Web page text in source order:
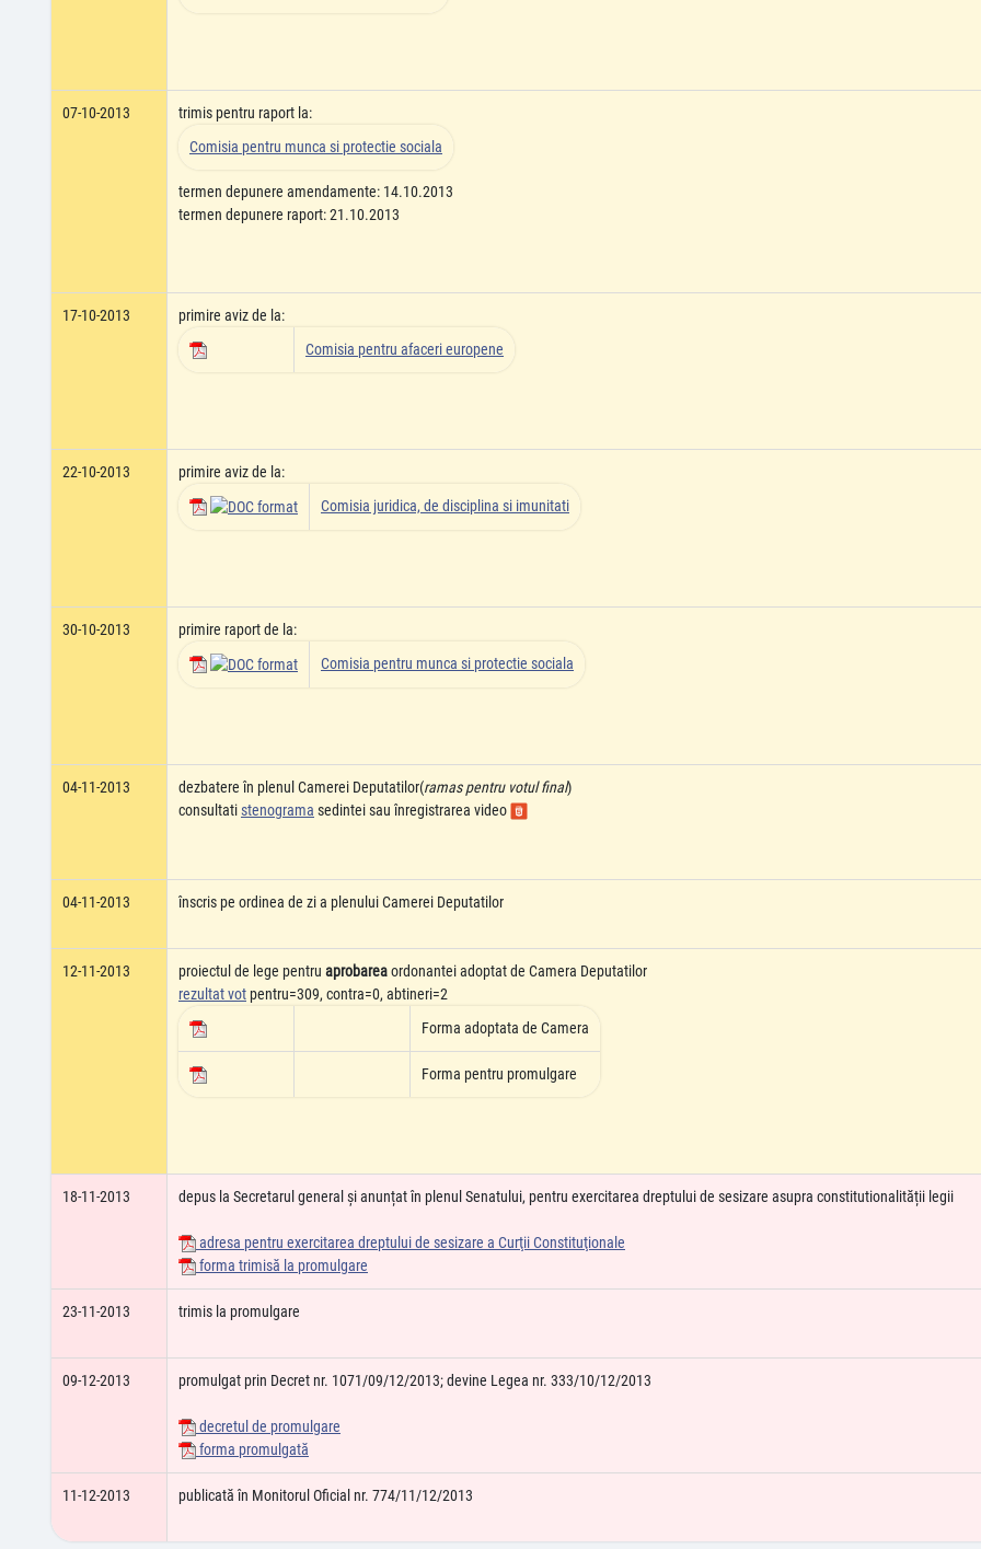
07-10-2013
trimis pentru raport la:
Comisia pentru munca si protectie sociala
termen depunere amendamente: 14.10.2013
termen depunere raport: 21.10.2013
17-10-2013
primire aviz de la:
Comisia pentru afaceri europene
22-10-2013
primire aviz de la:
Comisia juridica, de disciplina si imunitati
30-10-2013
primire raport de la:
Comisia pentru munca si protectie sociala
04-11-2013 dezbatere în plenul Camerei Deputatilor(ramas pentru votul final)
consultatistenograma sedintei sau înregistrarea video
04-11-2013 înscris pe ordinea de zi a plenului Camerei Deputatilor
12-11-2013 proiectul de lege pentru aprobareaordonantei adoptat de Camera Deputatilor
rezultat vot pentru=309, contra=0, abtineri=2
Forma adoptata de Camera
Forma pentru promulgare
18-11-2013 depus la Secretarul general și anunțat în plenul Senatului, pentru exercitarea dreptului de sesizare asupra constitutionalității legii
adresa pentru exercitarea dreptului de sesizare a Curţii Constituţionale
forma trimisă la promulgare
23-11-2013 trimis la promulgare
09-12-2013 promulgat prin Decret nr. 1071/09/12/2013; devine Legea nr. 333/10/12/2013
decretul de promulgare
forma promulgată
11-12-2013 publicată în Monitorul Oficial nr. 774/11/12/2013